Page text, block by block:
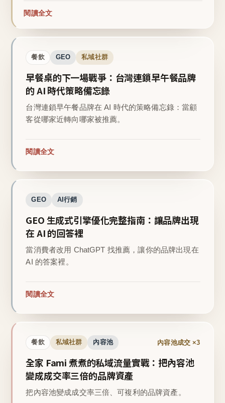
閱讀全文
餐飲 GEO 私域社群
早餐桌的下一場戰爭：台灣連鎖早午餐品牌
的 AI 時代策略備忘錄
台灣連鎖早午餐品牌在 AI 時代的策略備忘錄：當顧
客從哪家近轉向哪家被推薦。
閱讀全文
GEO AI行銷
GEO 生成式引擎優化完整指南：讓品牌出現
在 AI 的回答裡
當消費者改用 ChatGPT 找推薦，讓你的品牌出現在
AI 的答案裡。
閱讀全文
餐飲 私域社群 內容池 內容池成交 ×3
全家 Fami 煮煮的私域流量實戰：把內容池
變成成交率三倍的品牌資產
把內容池變成成交率三倍、可複利的品牌資產。